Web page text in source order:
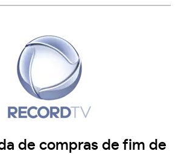
de compras de fim de